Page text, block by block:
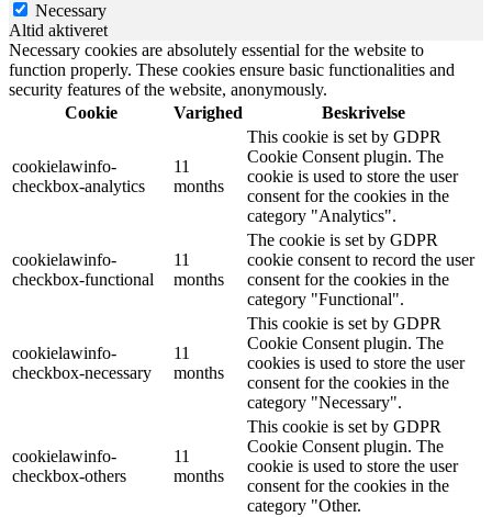
Necessary
Altid aktiveret
Necessary cookies are absolutely essential for the website to
function properly. These cookies ensure basic functionalities and
security features of the website, anonymously.
Cookie
Varighed Beskrivelse
cookielawinfo-
checkbox-analytics
11
months
This cookie is set by GDPR
Cookie Consent plugin. The
cookie is used to store the user
consent for the cookies in the
category "Analytics".
cookielawinfo-
checkbox-functional
11
months
The cookie is set by GDPR
cookie consent to record the user
consent for the cookies in the
category "Functional".
cookielawinfo-
checkbox-necessary
11
months
This cookie is set by GDPR
Cookie Consent plugin. The
cookies is used to store the user
consent for the cookies in the
category "Necessary".
cookielawinfo-
checkbox-others
11
months
This cookie is set by GDPR
Cookie Consent plugin. The
cookie is used to store the user
consent for the cookies in the
category "Other.